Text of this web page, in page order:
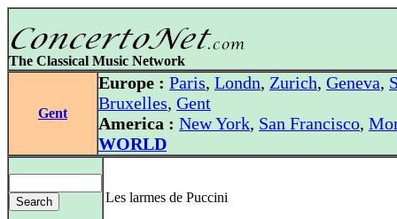
The Classical Music Network
Gent
Europe : Paris, Londn, Zurich, Geneva,
Bruxelles, Gent
America : New York, San Francisco,
WORLD
Les larmes de Puccini